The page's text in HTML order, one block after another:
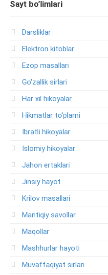
Sayt bo’limlari
Darsliklar
Elektron kitoblar
Ezop masallari
Go'zallik sirlari
Har xil hikoyalar
Hikmatlar to'plami
Ibratli hikoyalar
Islomiy hikoyalar
Jahon ertaklari
Jinsiy hayot
Krilov masallari
Mantiqiy savollar
Maqollar
Mashhurlar hayoti
Muvaffaqiyat sirlari